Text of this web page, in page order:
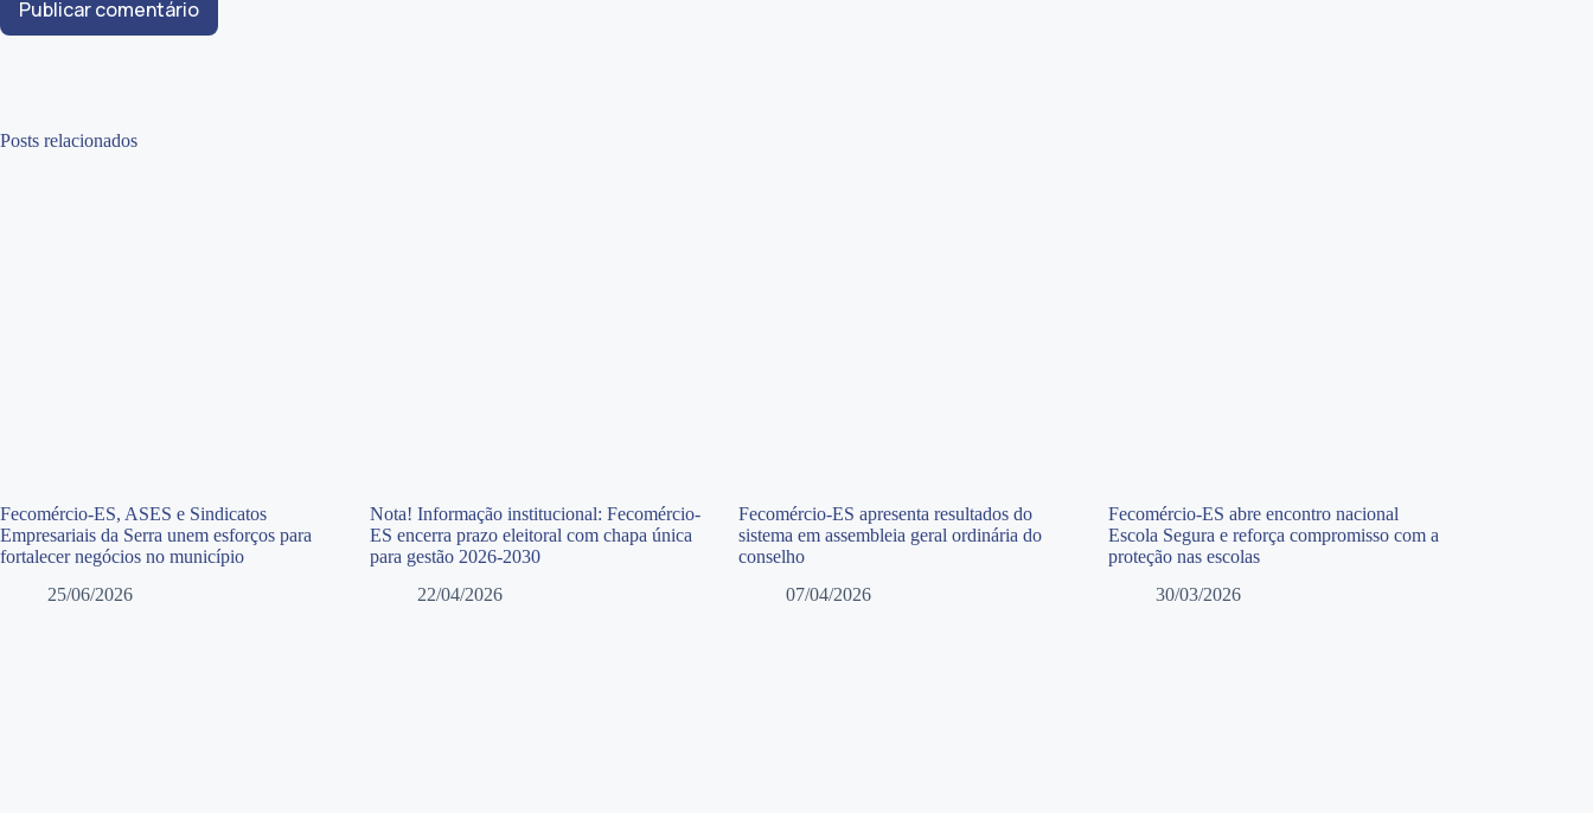
Publicar comentário
Posts relacionados
Fecomércio-ES, ASES e Sindicatos
Empresariais da Serra unem esforços para
fortalecer negócios no município
25/06/2026
Nota! Informação institucional: Fecomércio-
ES encerra prazo eleitoral com chapa única
para gestão 2026-2030
22/04/2026
Fecomércio-ES apresenta resultados do
sistema em assembleia geral ordinária do
conselho
07/04/2026
Fecomércio-ES abre encontro nacional
Escola Segura e reforça compromisso com a
proteção nas escolas
30/03/2026